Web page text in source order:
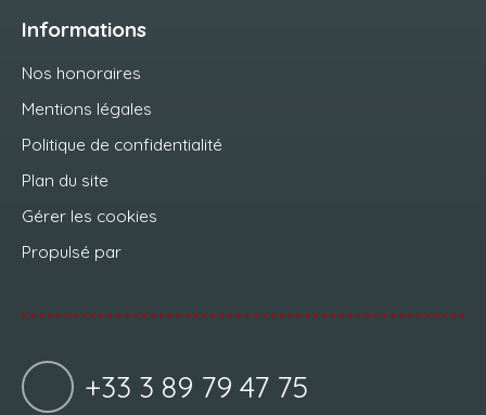
Informations
Nos honoraires
Mentions légales
Politique de confidentialité
Plan du site
Gérer les cookies
Propulsé par
+33 3 89 79 47 75